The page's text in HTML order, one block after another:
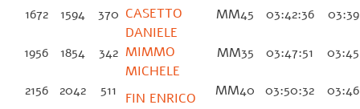
1672 1594 370 CASETTO
DANIELE
MM45 03:42:36
1956 1854 342 MIMMO
MICHELE
MM35 03:47:51
2156 2042 511 FIN ENRICO MM40 03:50:32